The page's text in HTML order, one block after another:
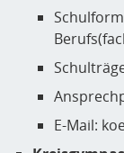
E-Mail: